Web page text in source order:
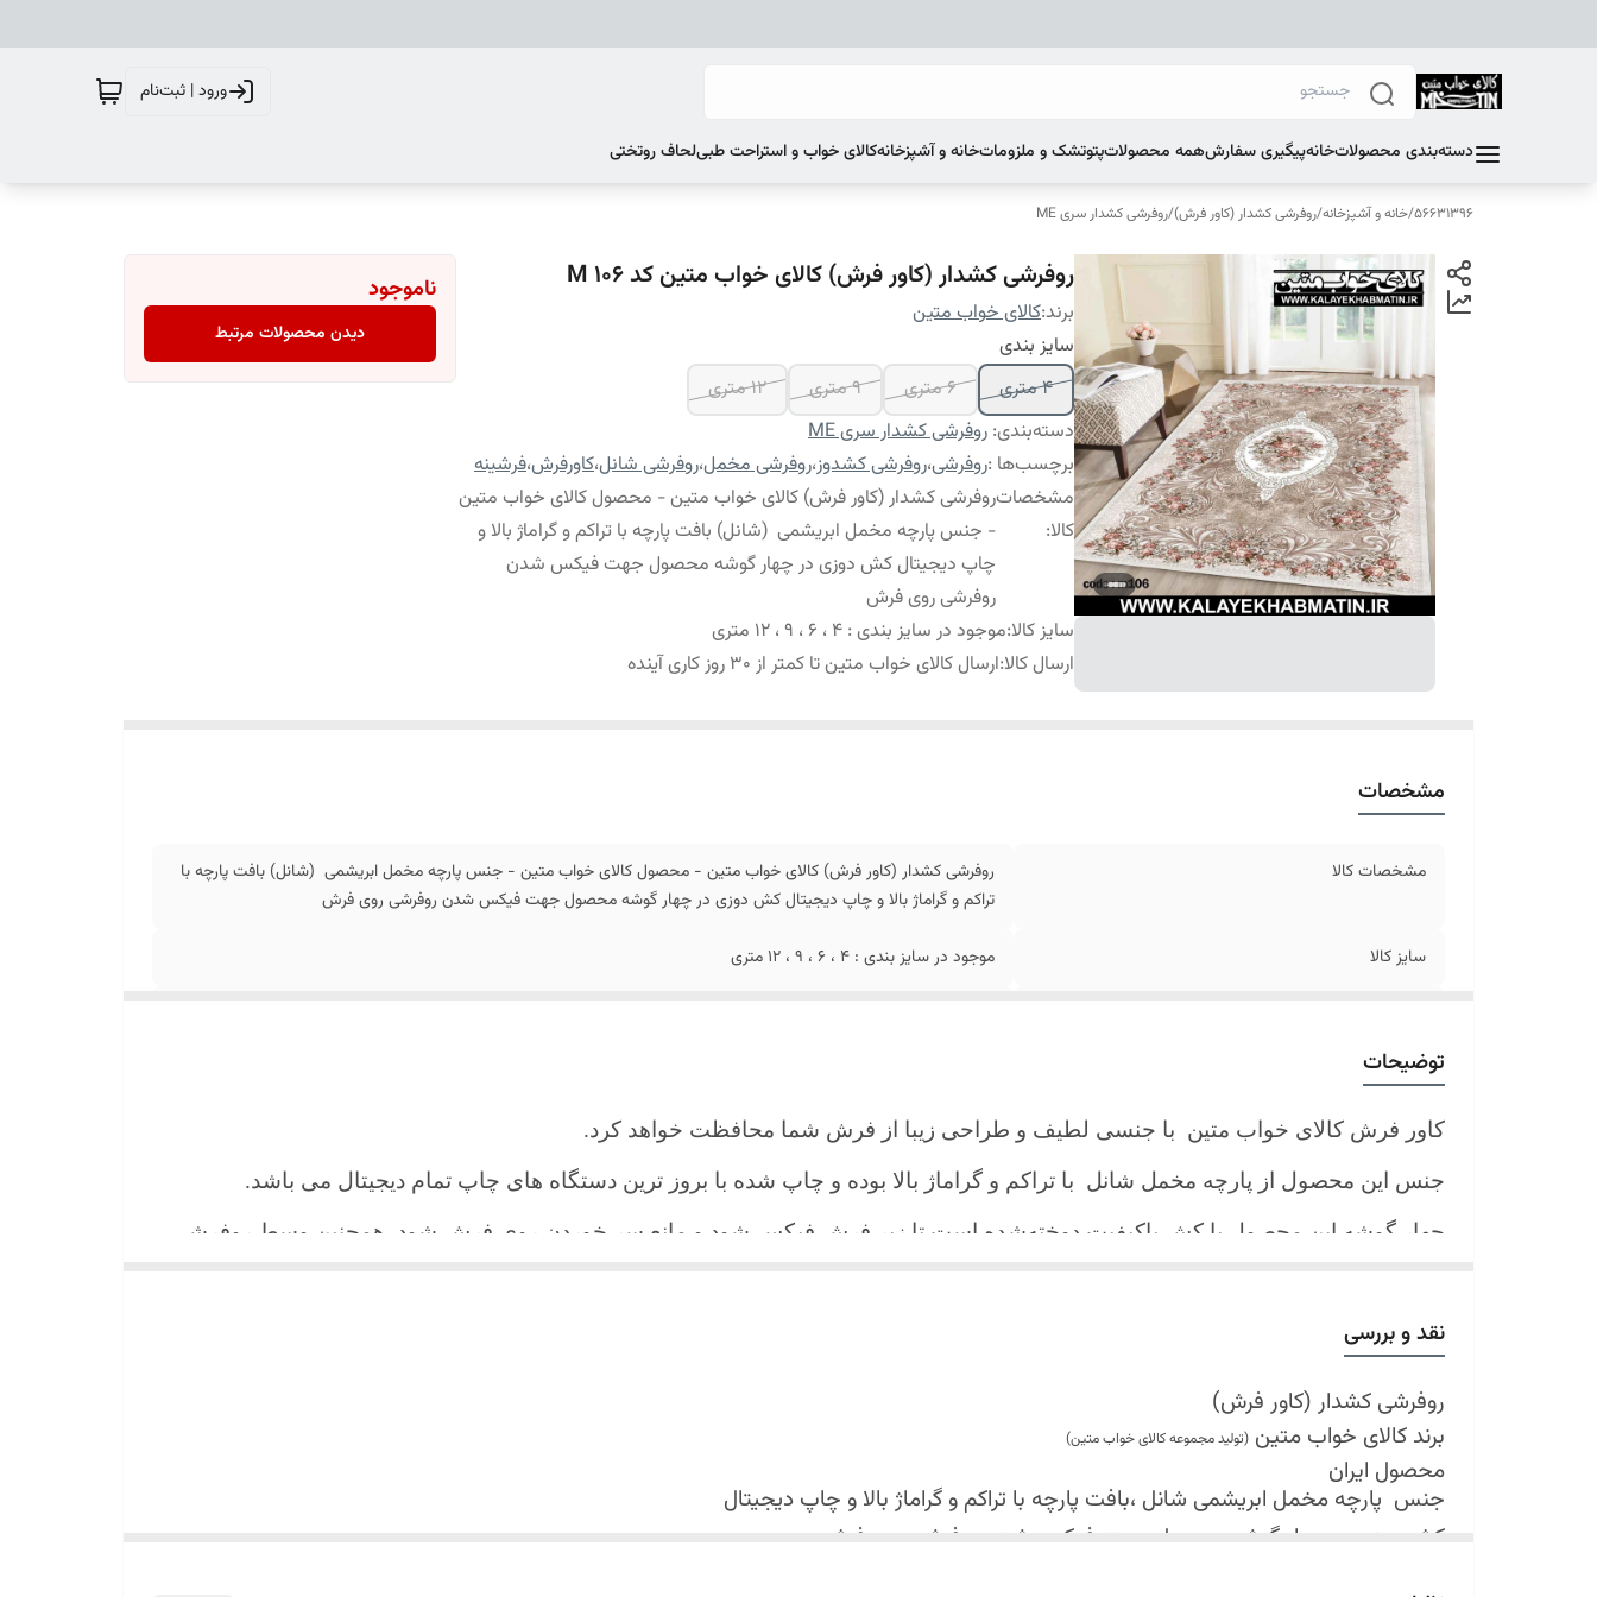
ورود | ثبت‌نام
دسته‌بندی محصولاتخانهپیگیری سفارشهمه محصولاتپتوتشک و ملزوماتخانه و آشپزخانهکالای خواب و استراحت طبیلحاف روتختی
56631396
/خانه و آشپزخانه/روفرشی کشدار (کاور فرش)/روفرشی کشدار سری ME
روفرشی کشدار (کاور فرش) کالای خواب متین کد M 106
برند:کالای خواب متین
سایز بندی
4 متری
6 متری 9 متری
12 متری
دسته‌بندی: روفرشی کشدار سری ME
برچسب‌ها :روفرشی،روفرشی کشدوز،روفرشی مخمل،روفرشی شانل،کاورفرش،فرشینه
مشخصات
کالا:
روفرشی کشدار (کاور فرش) کالای خواب متین - محصول کالای خواب متین
- جنس پارچه مخمل ابریشمی (شانل) بافت پارچه با تراکم و گراماژ بالا و
چاپ دیجیتال کش دوزی در چهار گوشه محصول جهت فیکس شدن
روفرشی روی فرش
سایز کالا:موجود در سایز بندی : 4 ، 6 ، 9 ، 12 متری
ارسال کالا:ارسال کالای خواب متین تا کمتر از 30 روز کاری آینده
ناموجود
دیدن محصولات مرتبط
مشخصات
مشخصات کالا
روفرشی کشدار (کاور فرش) کالای خواب متین - محصول کالای خواب متین - جنس پارچه مخمل ابریشمی (شانل) بافت پارچه با
تراکم و گراماژ بالا و چاپ دیجیتال کش دوزی در چهار گوشه محصول جهت فیکس شدن روفرشی روی فرش
سایز کالا موجود در سایز بندی : 4 ، 6 ، 9 ، 12 متری
توضیحات
کاور فرش کالای خواب متین با جنسی لطیف و طراحی زیبا از فرش شما محافظت خواهد کرد.
جنس این محصول از پارچه مخمل شانل با تراکم و گراماژ بالا بوده و چاپ شده با بروز ترین دستگاه های چاپ تمام دیجیتال می باشد.
چهار گوشه این محصول با کش باکیفیت دوخته‌شده است تا زیر فرش فیکس شود و مانع سر خوردن روی فرش شود. همچنین وسط روفرشی
شرایط شستشو:
اولین شستشو ترجیحا خشک شویی شود
شستشو در لباسشویی های خانگی بلامانع می باشد فقط به صورت جدا گانه شسته شود
حداکثر دمای شستشو 30 درجه سانتیگراد (عملیات ملایم)
از پودر های صابونی و آنزیم دار(دانه آبی) استفاده نشود. (بهترین ماده شوینده رنگین شوی+ نرم کننده میباشد)
نقد و بررسی
روفرشی کشدار (کاور فرش)
برند کالای خواب متین (تولید مجموعه کالای خواب متین)
محصول ایران
جنس پارچه مخمل ابریشمی شانل ،بافت پارچه با تراکم و گراماژ بالا و چاپ دیجیتال
کش دوزی در چهار گوشه محصول جهت فیکس شدن روفرشی روی فرش